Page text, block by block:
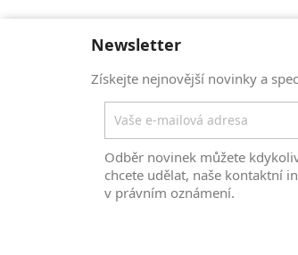
Newsletter
Získejte nejnovější novinky a
Odběr novinek můžete
chcete udělat, naše kontaktní
v právním oznámení.